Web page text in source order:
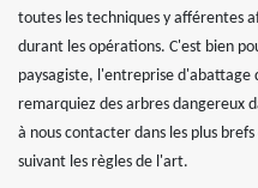
toutes les techniques y afférentes
durant les opérations. C'est bien
paysagiste, l'entreprise d'abattage
remarquiez des arbres dangereux
à nous contacter dans les plus
suivant les règles de l'art.